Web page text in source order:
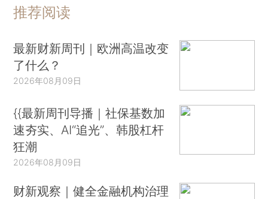
推荐阅读
最新财新周刊｜欧洲高温改变
了什么？
2026年08月09日
{{最新周刊导播｜社保基数加
速夯实、AI“追光”、韩股杠杆
狂潮
2026年08月09日
财新观察｜健全金融机构治理